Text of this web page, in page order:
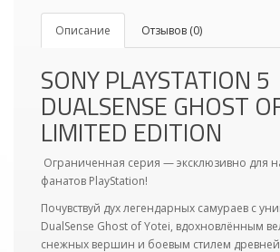
Описание Отзывов (0)
SONY PLAYSTATION 5
DUALSENSE GHOST
LIMITED EDITION
Ограниченная серия — эксклюзивно для
фанатов PlayStation!
Почувствуй дух легендарных самураев с
DualSense Ghost of Yotei, вдохновлённым
снежных вершин и боевым стилем